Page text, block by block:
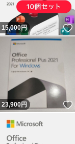
いいね！
15,000円
いいね！
23,900円